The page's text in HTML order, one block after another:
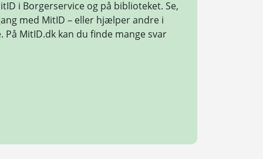
i Borgerservice og på biblioteket. Se,
med MitID – eller hjælper andre i
På MitID.dk kan du finde mange svar